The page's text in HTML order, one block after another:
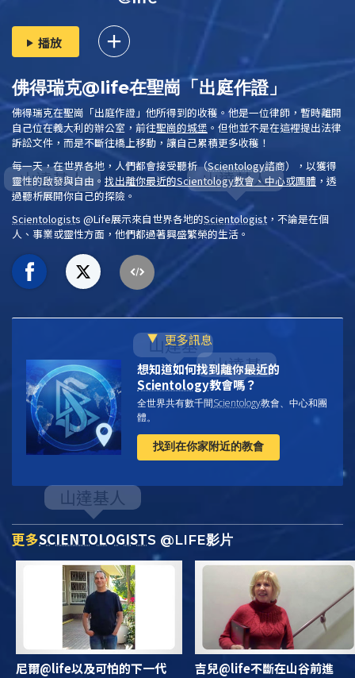
播放
佛得瑞克@life在聖崗「出庭作證」
佛得瑞克在聖崗「出庭作證」他所得到的收穫。他是一位律師，暫時離開
自己位在義大利的辦公室，前往聖崗的城堡 。但他並不是在這裡提出法律
訴訟文件，而是不斷往橋上移動，讓自己累積更多收穫！
每一天，在世界各地，人們都會接受聽析（Scientology諮商），以獲得
靈性的啟發與自由。 找出離你最近的Scientology教會、中心或團體 ，透
過聽析展開你自己的探險。
Scientologists @Life展示來自世界各地的Scientologist ，不論是在個
人、事業或靈性方面，他們都過著興盛繁榮的生活。
更多訊息
想知道如何找到離你最近的
Scientology教會嗎？
全世界共有數千間Scientology教會、中心和團
體。
找到在你家附近的教會
更多SCIENTOLOGISTS @LIFE影片
尼爾@life以及可怕的下一代 吉兒@life不斷在山谷前進